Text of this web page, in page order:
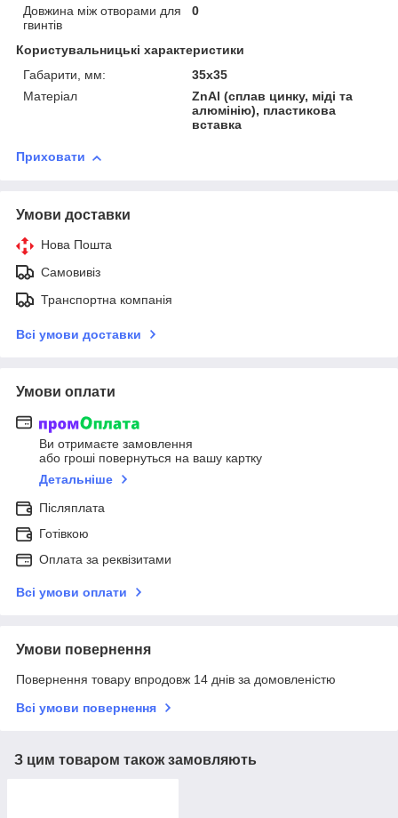
Довжина між отворами для
гвинтів
0
Користувальницькі характеристики
Габарити, мм:
35х35
Матеріал
ZnAl (сплав цинку, міді та
алюмінію), пластикова
вставка
Приховати
Умови доставки
Нова Пошта
Самовивіз
Транспортна компанія
Всі умови доставки
Умови оплати
Ви отримаєте замовлення
або гроші повернуться на вашу картку
Детальніше
Післяплата
Готівкою
Оплата за реквізитами
Всі умови оплати
Умови повернення
Повернення товару впродовж 14 днів за домовленістю
Всі умови повернення
З цим товаром також замовляють